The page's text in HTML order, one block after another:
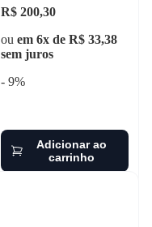
R$ 200,30
ou em 6x de R$ 33,38
sem juros
- 9%
Adicionar ao
carrinho